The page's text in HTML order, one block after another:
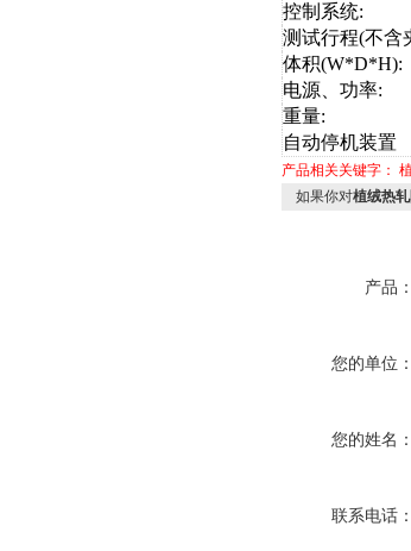
控制系统:
测试行程(不含
体积(W*D*H):
电源、功率:
重量:
自动停机装置
产品相关关键字：
如果你对植绒热
产品：
您的单位：
您的姓名：
联系电话：